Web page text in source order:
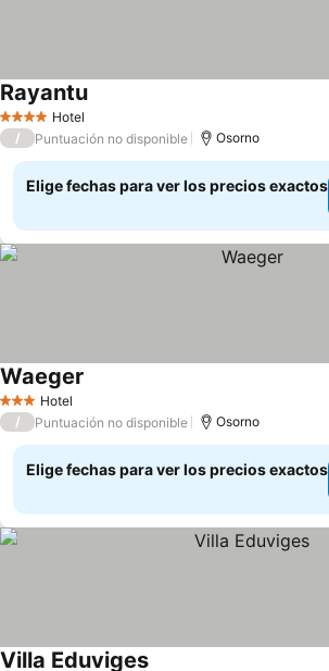
4 EstrellasHotel
RayantuVer precios
/ Puntuación no disponible Osorno
Elige fechas para ver los precios exactos
3 Estrellas
Hotel
Waeger
/ Puntuación no disponible Osorno
Elige fechas para ver los precios exactos
Villa Eduviges